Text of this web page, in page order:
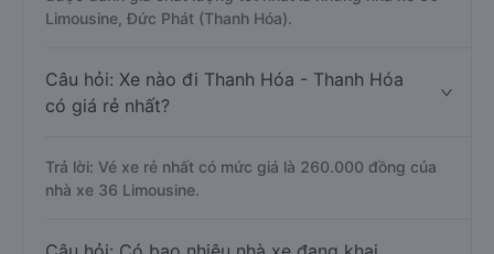
Limousine, Đức Phát (Thanh Hóa).
Câu hỏi: Xe nào đi Thanh Hóa - Thanh Hóa
có giá rẻ nhất?
Trả lời: Vé xe rẻ nhất có mức giá là 260.000 đồng của
nhà xe 36 Limousine.